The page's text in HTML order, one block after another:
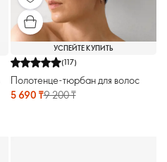
УСПЕЙТЕ КУПИТЬ
(117)
Полотенце-тюрбан для волос
5 690 ₸9 200 ₸